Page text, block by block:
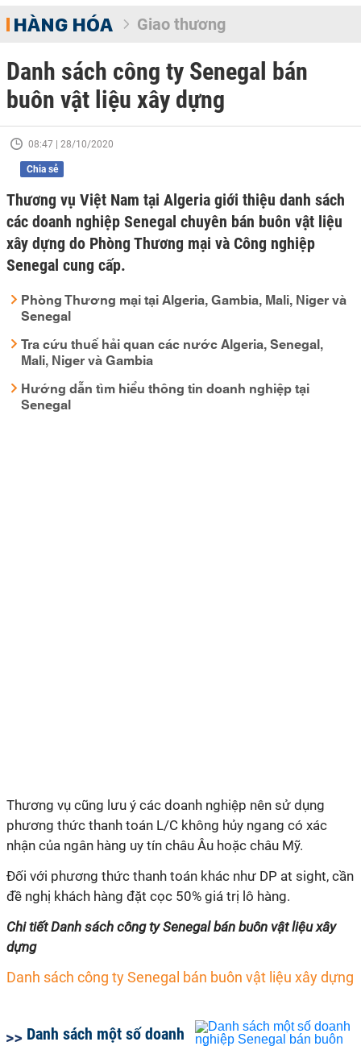
HÀNG HÓA Giao thương
Danh sách công ty Senegal bán
buôn vật liệu xây dựng
08:47 | 28/10/2020
Chia sẻ
Thương vụ Việt Nam tại Algeria giới thiệu danh sách
các doanh nghiệp Senegal chuyên bán buôn vật liệu
xây dựng do Phòng Thương mại và Công nghiệp
Senegal cung cấp.
Phòng Thương mại tại Algeria, Gambia, Mali, Niger và
Senegal
Tra cứu thuế hải quan các nước Algeria, Senegal,
Mali, Niger và Gambia
Hướng dẫn tìm hiểu thông tin doanh nghiệp tại
Senegal
Thương vụ cũng lưu ý các doanh nghiệp nên sử dụng
phương thức thanh toán L/C không hủy ngang có xác
nhận của ngân hàng uy tín châu Âu hoặc châu Mỹ.
Đối với phương thức thanh toán khác như DP at sight, cần
đề nghị khách hàng đặt cọc 50% giá trị lô hàng.
Chi tiết Danh sách công ty Senegal bán buôn vật liệu xây
dựng
Danh sách công ty Senegal bán buôn vật liệu xây dựng
Danh sách một số doanh